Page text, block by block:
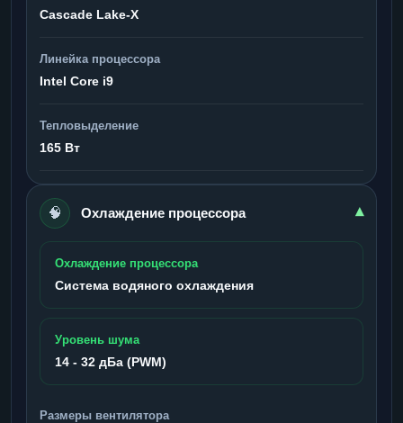
Cascade Lake-X
Линейка процессора
Intel Core i9
Тепловыделение
165 Вт
🧠 Охлаждение процессора ▾
Охлаждение процессора
Система водяного охлаждения
Уровень шума
14 - 32 дБа (PWM)
Размеры вентилятора